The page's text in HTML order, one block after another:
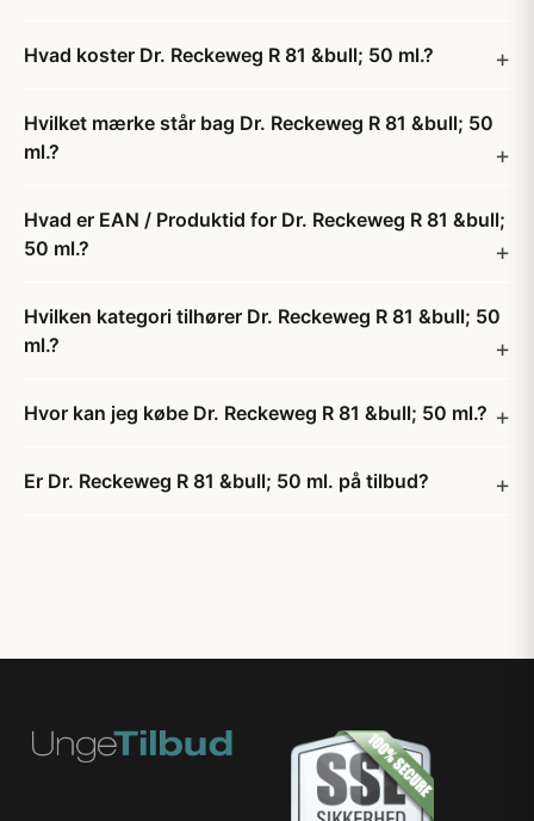
Hvad koster Dr. Reckeweg R 81 &bull; 50 ml.?
Hvilket mærke står bag Dr. Reckeweg R 81 &bull; 50
ml.?
Hvad er EAN / Produktid for Dr. Reckeweg R 81 &bull;
50 ml.?
Hvilken kategori tilhører Dr. Reckeweg R 81 &bull; 50
ml.?
Hvor kan jeg købe Dr. Reckeweg R 81 &bull; 50 ml.?
Er Dr. Reckeweg R 81 &bull; 50 ml. på tilbud?